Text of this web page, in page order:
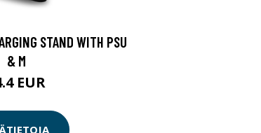
STAND WITH PSU
& M
EUR